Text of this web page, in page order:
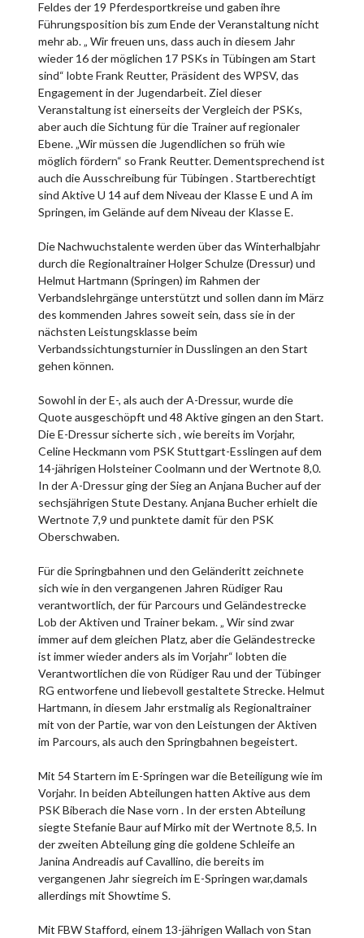
Feldes der 19 Pferdesportkreise und gaben ihre
Führungsposition bis zum Ende der Veranstaltung nicht
mehr ab. „ Wir freuen uns, dass auch in diesem Jahr
wieder 16 der möglichen 17 PSKs in Tübingen am Start
sind“ lobte Frank Reutter, Präsident des WPSV, das
Engagement in der Jugendarbeit. Ziel dieser
Veranstaltung ist einerseits der Vergleich der PSKs,
aber auch die Sichtung für die Trainer auf regionaler
Ebene. „Wir müssen die Jugendlichen so früh wie
möglich fördern“ so Frank Reutter. Dementsprechend ist
auch die Ausschreibung für Tübingen . Startberechtigt
sind Aktive U 14 auf dem Niveau der Klasse E und A im
Springen, im Gelände auf dem Niveau der Klasse E.
Die Nachwuchstalente werden über das Winterhalbjahr
durch die Regionaltrainer Holger Schulze (Dressur) und
Helmut Hartmann (Springen) im Rahmen der
Verbandslehrgänge unterstützt und sollen dann im März
des kommenden Jahres soweit sein, dass sie in der
nächsten Leistungsklasse beim
Verbandssichtungsturnier in Dusslingen an den Start
gehen können.
Sowohl in der E-, als auch der A-Dressur, wurde die
Quote ausgeschöpft und 48 Aktive gingen an den Start.
Die E-Dressur sicherte sich , wie bereits im Vorjahr,
Celine Heckmann vom PSK Stuttgart-Esslingen auf dem
14-jährigen Holsteiner Coolmann und der Wertnote 8,0.
In der A-Dressur ging der Sieg an Anjana Bucher auf der
sechsjährigen Stute Destany. Anjana Bucher erhielt die
Wertnote 7,9 und punktete damit für den PSK
Oberschwaben.
Für die Springbahnen und den Geländeritt zeichnete
sich wie in den vergangenen Jahren Rüdiger Rau
verantwortlich, der für Parcours und Geländestrecke
Lob der Aktiven und Trainer bekam. „ Wir sind zwar
immer auf dem gleichen Platz, aber die Geländestrecke
ist immer wieder anders als im Vorjahr“ lobten die
Verantwortlichen die von Rüdiger Rau und der Tübinger
RG entworfene und liebevoll gestaltete Strecke. Helmut
Hartmann, in diesem Jahr erstmalig als Regionaltrainer
mit von der Partie, war von den Leistungen der Aktiven
im Parcours, als auch den Springbahnen begeistert.
Mit 54 Startern im E-Springen war die Beteiligung wie im
Vorjahr. In beiden Abteilungen hatten Aktive aus dem
PSK Biberach die Nase vorn . In der ersten Abteilung
siegte Stefanie Baur auf Mirko mit der Wertnote 8,5. In
der zweiten Abteilung ging die goldene Schleife an
Janina Andreadis auf Cavallino, die bereits im
vergangenen Jahr siegreich im E-Springen war,damals
allerdings mit Showtime S.
Mit FBW Stafford, einem 13-jährigen Wallach von Stan